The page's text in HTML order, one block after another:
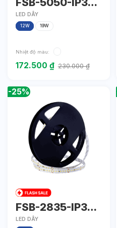
L60R
LED DÂY
12W 19W
Nhiệt độ màu:
172.500 ₫ 230.000₫
-25%
FSB-2835-IP33-
L280(34)
LED DÂY